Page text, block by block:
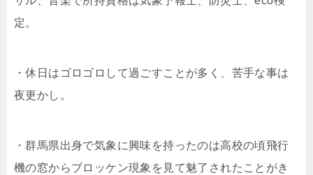
定。
・休日はゴロゴロして過ごすことが多く、苦手な事は
夜更かし。
・群馬県出身で気象に興味を持ったのは高校の頃飛行
機の窓からブロッケン現象を見て魅了されたことがき